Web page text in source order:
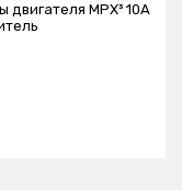
MPX³ 10А